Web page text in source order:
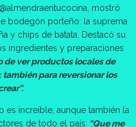
mostró
bodegón porteño: la suprema
y chips de batata. Destacó su
ingredientes y preparaciones
de ver productos locales de
para reversionar los
es increíble, aunque también la
de todo el país: “Que me